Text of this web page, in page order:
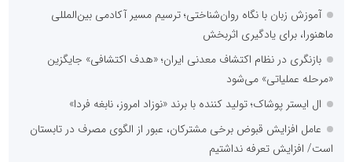
آموزش زبان با نگاه روان‌شناختی؛ ترسیم مسیر آکادمی بین‌المللی
ماهنورا، برای یادگیری اثربخش
بازنگری در نظام اکتشاف معدنی ایران؛ «هدف اکتشافی» جایگزین
«مرحله عملیاتی» می‌شود
ال ایستر پوشاک؛ تولید کننده با برند «نوزاد امروز، نابغه فردا»
عامل افزایش قبوض برخی مشترکان، عبور از الگوی مصرف در تابستان
است/ افزایش تعرفه نداشتیم